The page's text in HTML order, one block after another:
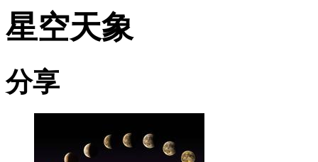
星空天象
分享